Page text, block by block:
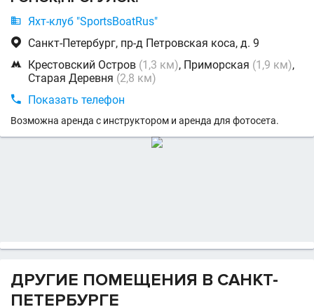
 Яхт-клуб "SportsBoatRus"
 Санкт-Петербург, пр-д Петровская коса, д. 9
 Крестовский Остров (1,3 км), Приморская (1,9 км),
Старая Деревня (2,8 км)
 Показать телефон
Возможна аренда с инструктором и аренда для фотосета.
ДРУГИЕ ПОМЕЩЕНИЯ В САНКТ-
ПЕТЕРБУРГЕ